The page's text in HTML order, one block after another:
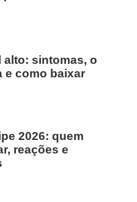
alto: sintomas, o
e como baixar
2026: quem
reações e